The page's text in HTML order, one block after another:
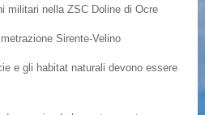
militari nella ZSC Doline di Ocre
Sirente-Velino
e gli habitat naturali devono essere